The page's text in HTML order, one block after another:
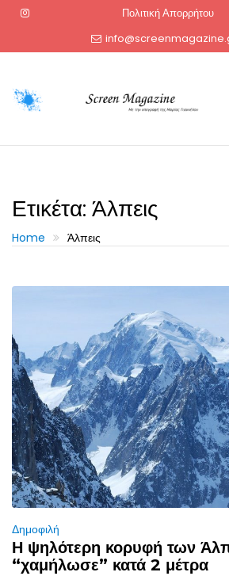
Πολιτική Απορρήτου
Ετικέτα: Άλπεις
Home Άλπεις
Δημοφιλή
Η ψηλότερη κορυφή των
“χαμήλωσε” κατά 2 μέτρα